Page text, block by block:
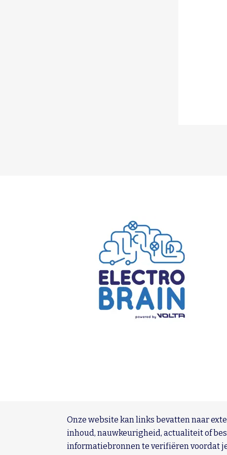
Onze website kan links bevatten naar
inhoud, nauwkeurigheid, actualiteit of
informatiebronnen te verifiëren voordat